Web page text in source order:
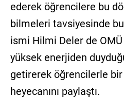
ederek öğrencilere bu
bilmeleri tavsiyesinde
ismi Hilmi Deler de
yüksek enerjiden
getirerek öğrencilerle bir
heyecanını paylaştı.